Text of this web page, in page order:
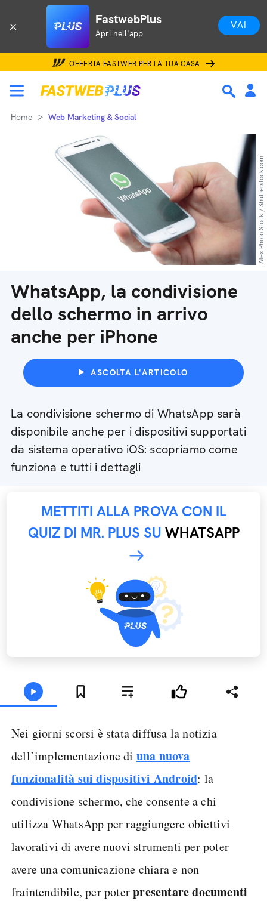
FastwebPlus
Apri nell'app
VAI
OFFERTA FASTWEB PER LA TUA CASA
Home Web Marketing & Social
WhatsApp, la condivisione
dello schermo in arrivo
anche per iPhone
ASCOLTA L'ARTICOLO
La condivisione schermo di WhatsApp sarà
disponibile anche per i dispositivi supportati
da sistema operativo iOS: scopriamo come
funziona e tutti i dettagli
Alex Photo Stock / Shutterstock.com
METTITI ALLA PROVA CON IL
QUIZ DI MR. PLUS SU WHATSAPP
Nei giorni scorsi è stata diffusa la notizia
dell’implementazione di una nuova
funzionalità sui dispositivi Android: la
condivisione schermo, che consente a chi
utilizza WhatsApp per raggiungere obiettivi
lavorativi di avere nuovi strumenti per poter
avere una comunicazione chiara e non
fraintendibile, per poterpresentare documenti